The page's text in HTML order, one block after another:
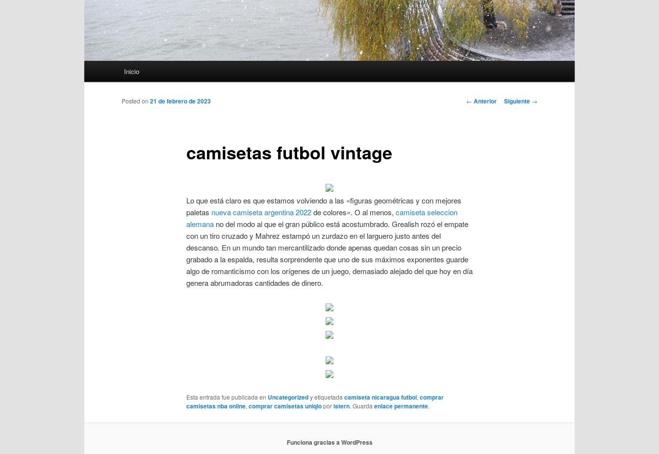
Inicio
Navegación
← Anterior Siguiente →
camisetas futbol vintage
Posted on 21 de febrero de 2023
Lo que está claro es que estamos volviendo a las «figuras geométricas y con mejores
paletas nueva camiseta argentina 2022de colores». O al menos, camiseta seleccion
alemanano del modo al que el gran público está acostumbrado. Grealish rozó el empate
con un tiro cruzado y Mahrez estampó un zurdazo en el larguero justo antes del
descanso. En un mundo tan mercantilizado donde apenas quedan cosas sin un precio
grabado a la espalda, resulta sorprendente que uno de sus máximos exponentes guarde
algo de romanticismo con los orígenes de un juego, demasiado alejado del que hoy en día
genera abrumadoras cantidades de dinero.
Esta entrada fue publicada en Uncategorizedy etiquetadacamiseta nicaragua futbol,comprar
camisetas nba online,comprar camisetas uniqloporistern. Guardaenlace permanente.
Funciona gracias a WordPress